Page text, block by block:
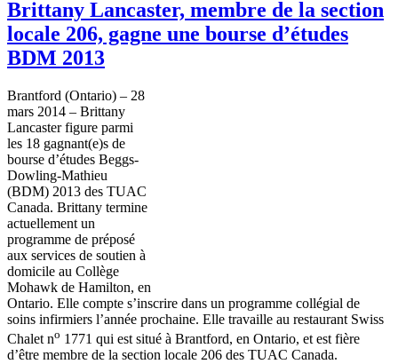
Brittany Lancaster, membre de la section
locale 206, gagne une bourse d’études
BDM 2013
Brantford (Ontario) – 28
mars 2014 – Brittany
Lancaster figure parmi
les 18 gagnant(e)s de
bourse d’études Beggs-
Dowling-Mathieu
(BDM) 2013 des TUAC
Canada. Brittany termine
actuellement un
programme de préposé
aux services de soutien à
domicile au Collège
Mohawk de Hamilton, en
Ontario. Elle compte s’inscrire dans un programme collégial de
soins infirmiers l’année prochaine. Elle travaille au restaurant Swiss
Chalet no 1771 qui est situé à Brantford, en Ontario, et est fière
d’être membre de la section locale 206 des TUAC Canada.